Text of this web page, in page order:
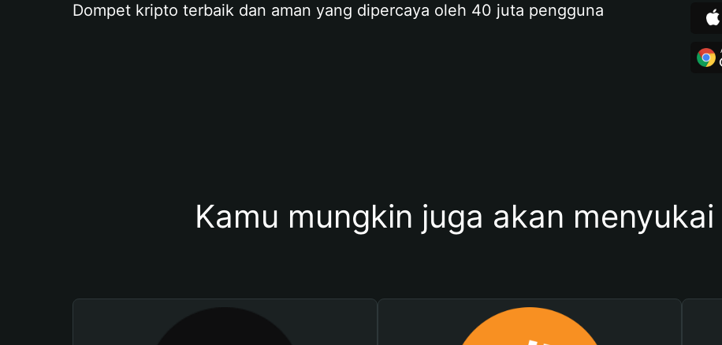
Dompet kripto terbaik dan aman yang dipercaya oleh 40 juta pengguna
Kamu mungkin juga akan